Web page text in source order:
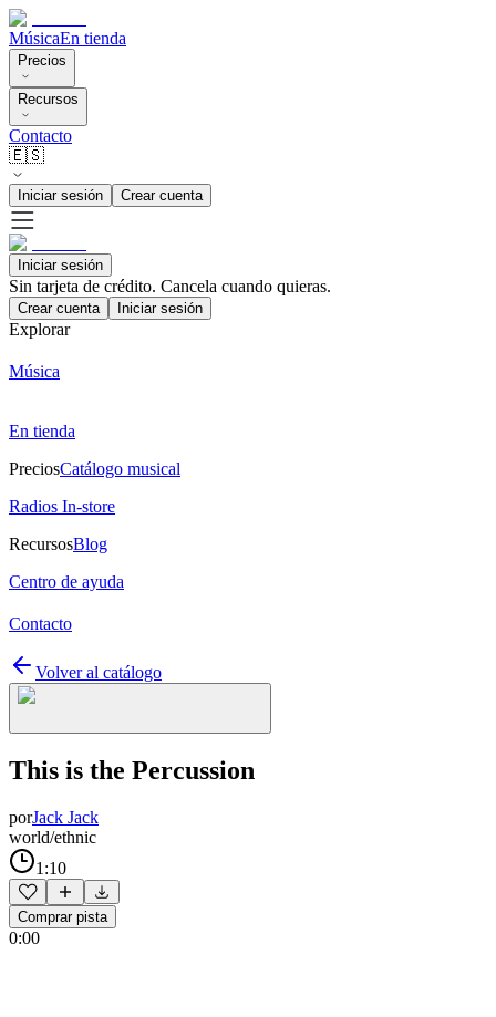
MúsicaEn tienda
Precios
Recursos
Contacto
🇪🇸
Iniciar sesión Crear cuenta
Iniciar sesión
Sin tarjeta de crédito. Cancela cuando quieras.
Crear cuenta Iniciar sesión
Explorar
Música
En tienda
PreciosCatálogo musical
Radios In-store
RecursosBlog
Centro de ayuda
Contacto
Volver al catálogo
This is the Percussion
porJack Jack
world/ethnic
1:10
Comprar pista
0:00